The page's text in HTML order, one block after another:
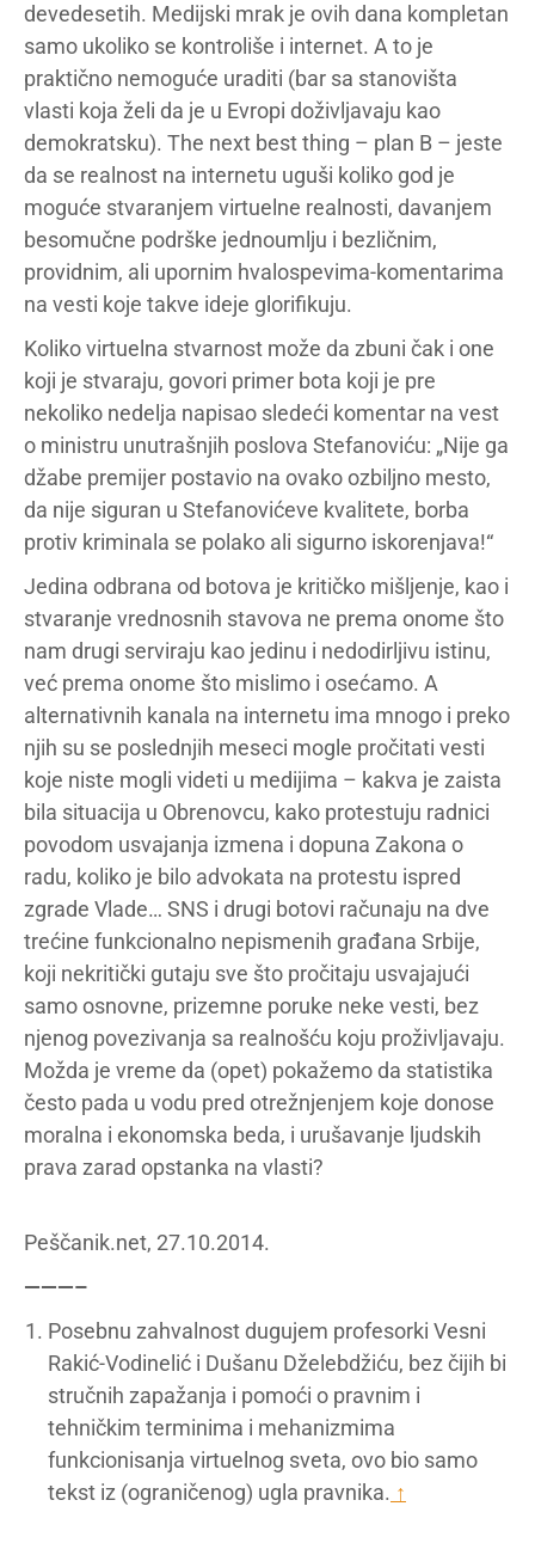
devedesetih. Medijski mrak je ovih dana kompletan
samo ukoliko se kontroliše i internet. A to je
praktično nemoguće uraditi (bar sa stanovišta
vlasti koja želi da je u Evropi doživljavaju kao
demokratsku). The next best thing – plan B – jeste
da se realnost na internetu uguši koliko god je
moguće stvaranjem virtuelne realnosti, davanjem
besomučne podrške jednoumlju i bezličnim,
providnim, ali upornim hvalospevima-komentarima
na vesti koje takve ideje glorifikuju.
Koliko virtuelna stvarnost može da zbuni čak i one
koji je stvaraju, govori primer bota koji je pre
nekoliko nedelja napisao sledeći komentar na vest
o ministru unutrašnjih poslova Stefanoviću: „Nije ga
džabe premijer postavio na ovako ozbiljno mesto,
da nije siguran u Stefanovićeve kvalitete, borba
protiv kriminala se polako ali sigurno iskorenjava!“
Jedina odbrana od botova je kritičko mišljenje, kao i
stvaranje vrednosnih stavova ne prema onome što
nam drugi serviraju kao jedinu i nedodirljivu istinu,
već prema onome što mislimo i osećamo. A
alternativnih kanala na internetu ima mnogo i preko
njih su se poslednjih meseci mogle pročitati vesti
koje niste mogli videti u medijima – kakva je zaista
bila situacija u Obrenovcu, kako protestuju radnici
povodom usvajanja izmena i dopuna Zakona o
radu, koliko je bilo advokata na protestu ispred
zgrade Vlade… SNS i drugi botovi računaju na dve
trećine funkcionalno nepismenih građana Srbije,
koji nekritički gutaju sve što pročitaju usvajajući
samo osnovne, prizemne poruke neke vesti, bez
njenog povezivanja sa realnošću koju proživljavaju.
Možda je vreme da (opet) pokažemo da statistika
često pada u vodu pred otrežnjenjem koje donose
moralna i ekonomska beda, i urušavanje ljudskih
prava zarad opstanka na vlasti?
Peščanik.net, 27.10.2014.
———–
Posebnu zahvalnost dugujem profesorki Vesni
Rakić-Vodinelić i Dušanu Dželebdžiću, bez čijih bi
stručnih zapažanja i pomoći o pravnim i
tehničkim terminima i mehanizmima
funkcionisanja virtuelnog sveta, ovo bio samo
tekst iz (ograničenog) ugla pravnika. ↑